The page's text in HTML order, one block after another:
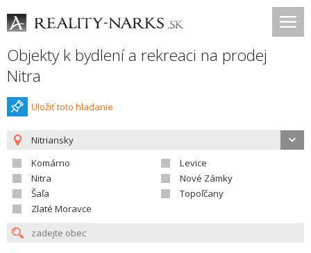
Objekty k bydlení a rekreaci na prodej
Nitra
Uložiť toto hladanie
Nitriansky
Komárno
Levice
Nitra
Nové Zámky
Šaľa
Topoľčany
Zlaté Moravce